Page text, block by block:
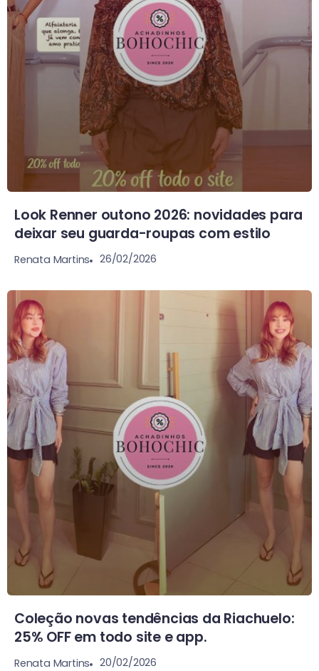
Look Renner outono 2026: novidades para
deixar seu guarda-roupas com estilo
Renata Martins 26/02/2026
Coleção novas tendências da Riachuelo:
25% OFF em todo site e app.
Renata Martins 20/02/2026